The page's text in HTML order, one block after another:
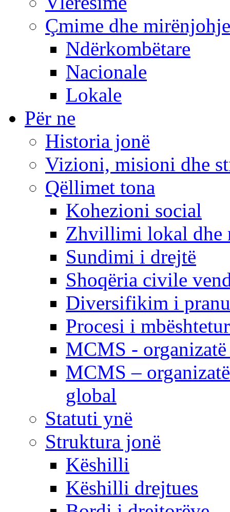
Çmime dhe mirënjohje
Ndërkombëtare
Nacionale
Lokale
Për ne
Historia jonë
Vizioni, misioni dhe
Qëllimet tona
Kohezioni social
Zhvillimi lokal dhe
Sundimi i drejtë
Shoqëria civile
Diversifikim i
Procesi i
MCMS -
MCMS –
global
Statuti ynë
Struktura jonë
Këshilli
Këshilli drejtues